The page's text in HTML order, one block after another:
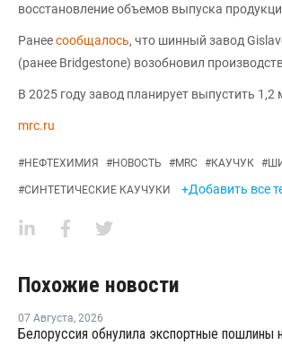
восстановление объемов выпуска
Ранеесообщалось, что шинный завод
(ранее Bridgestone) возобновил
В 2025 году завод планирует выпустить 1,2
mrc.ru
#НЕФТЕХИМИЯ #НОВОСТЬ #MRC #КАУЧУК #
#СИНТЕТИЧЕСКИЕ КАУЧУКИ +Добавить все
Похожие новости
07 Августа, 2026
Белоруссия обнулила экспортные пошлины